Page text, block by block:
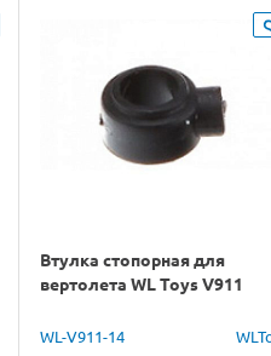
Втулка стопорная для
вертолета WL Toys V911
WL-V911-14